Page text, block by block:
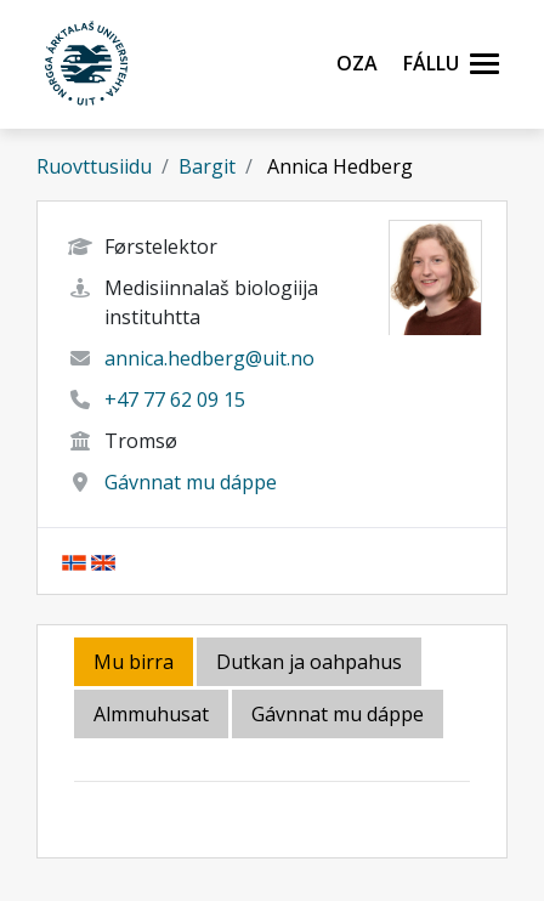
Gå til hovedinnhold
Oza
Fállu
Ruovttusiidu Bargit Annica Hedberg
Førstelektor
Medisiinnalaš biologiija
instituhtta
annica.hedberg@uit.no
+47 77 62 09 15
Tromsø
Gávnnat mu dáppe
Mu birra
Dutkan ja oahpahus
Almmuhusat
Gávnnat mu dáppe